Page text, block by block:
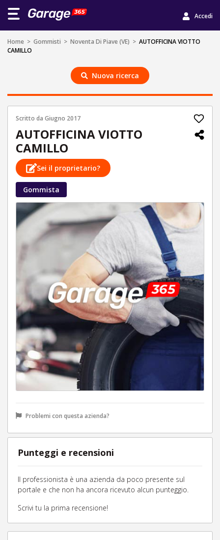
Accedi
Home > Gommisti > Noventa Di Piave (VE) > AUTOFFICINA VIOTTO
CAMILLO
Nuova ricerca
Scritto da Giugno 2017
AUTOFFICINA VIOTTO
CAMILLO
Sei il proprietario?
Gommista
Problemi con questa azienda?
Punteggi e recensioni
Il professionista è una azienda da poco presente sul
portale e che non ha ancora ricevuto alcun punteggio.
Scrivi tu la prima recensione!